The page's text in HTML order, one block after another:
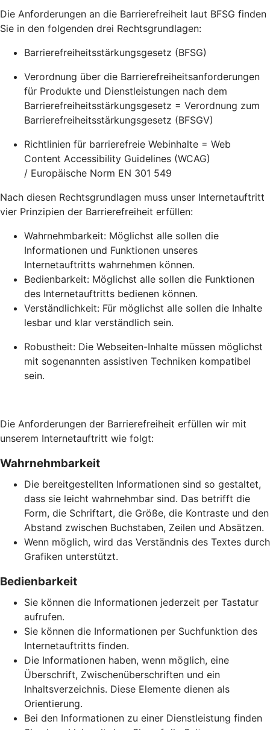
Die Anforderungen an die Barrierefreiheit laut BFSG finden
Sie in den folgenden drei Rechtsgrundlagen:
Barrierefreiheitsstärkungsgesetz (BFSG)
Verordnung über die Barrierefreiheitsanforderungen
für Produkte und Dienstleistungen nach dem
Barrierefreiheitsstärkungsgesetz = Verordnung zum
Barrierefreiheitsstärkungsgesetz (BFSGV)
Richtlinien für barrierefreie Webinhalte = Web
Content Accessibility Guidelines (WCAG)
/ Europäische Norm EN 301 549
Nach diesen Rechtsgrundlagen muss unser Internetauftritt
vier Prinzipien der Barrierefreiheit erfüllen:
Wahrnehmbarkeit: Möglichst alle sollen die
Informationen und Funktionen unseres
Internetauftritts wahrnehmen können.
Bedienbarkeit: Möglichst alle sollen die Funktionen
des Internetauftritts bedienen können.
Verständlichkeit: Für möglichst alle sollen die Inhalte
lesbar und klar verständlich sein.
Robustheit: Die Webseiten-Inhalte müssen möglichst
mit sogenannten assistiven Techniken kompatibel
sein.
Die Anforderungen der Barrierefreiheit erfüllen wir mit
unserem Internetauftritt wie folgt:
Wahrnehmbarkeit
Die bereitgestellten Informationen sind so gestaltet,
dass sie leicht wahrnehmbar sind. Das betrifft die
Form, die Schriftart, die Größe, die Kontraste und den
Abstand zwischen Buchstaben, Zeilen und Absätzen.
Wenn möglich, wird das Verständnis des Textes durch
Grafiken unterstützt.
Bedienbarkeit
Sie können die Informationen jederzeit per Tastatur
aufrufen.
Sie können die Informationen per Suchfunktion des
Internetauftritts finden.
Die Informationen haben, wenn möglich, eine
Überschrift, Zwischenüberschriften und ein
Inhaltsverzeichnis. Diese Elemente dienen als
Orientierung.
Bei den Informationen zu einer Dienstleistung finden